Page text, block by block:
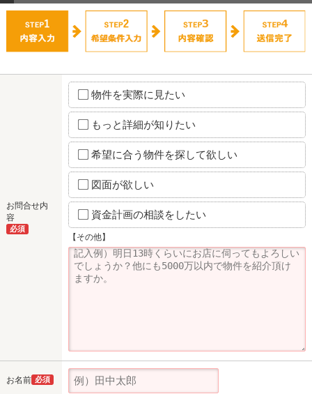
お問合せ内
容
必須
物件を実際に見たい
もっと詳細が知りたい
希望に合う物件を探して欲しい
図面が欲しい
資金計画の相談をしたい
【その他】
お名前 必須